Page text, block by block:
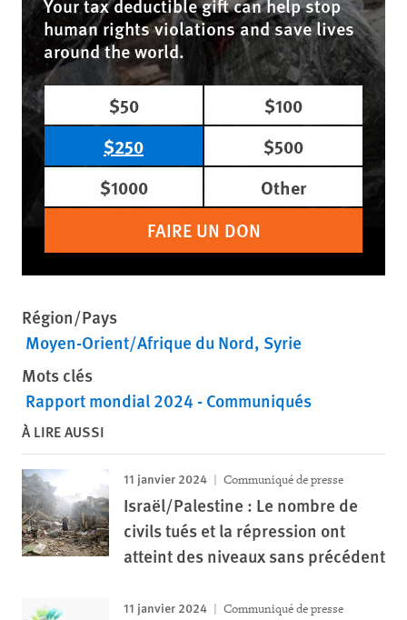
Your tax deductible gift can help stop
human rights violations and save lives
around the world.
$50
$100
$250
$500
$1000
Other
FAIRE UN DON
Région/Pays
Moyen-Orient/Afrique du Nord Syrie
Mots clés
Rapport mondial 2024 - Communiqués
À LIRE AUSSI
11 janvier 2024 Communiqué de presse
Israël/Palestine : Le nombre de
civils tués et la répression ont
atteint des niveaux sans précédent
11 janvier 2024 Communiqué de presse